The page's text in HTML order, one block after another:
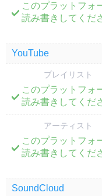
;
このプラットフォ
読み書きしてくだ
YouTube
プレイリスト
;
このプラットフォ
読み書きしてくだ
アーティスト
;
このプラットフォ
読み書きしてくだ
SoundCloud